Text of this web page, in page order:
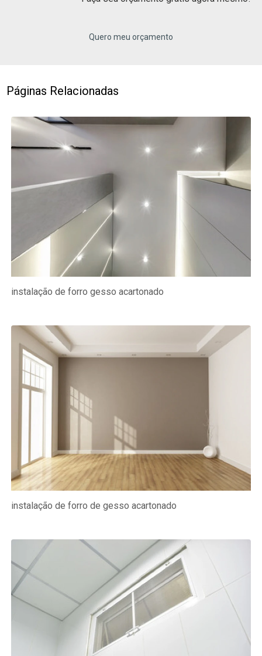
Quero meu orçamento
Páginas Relacionadas
instalação de forro gesso acartonado
instalação de forro de gesso acartonado